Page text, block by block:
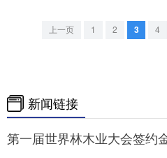
吉林
山东
上一页 1 2 3 4
新闻链接
第一届世界林木业大会签约